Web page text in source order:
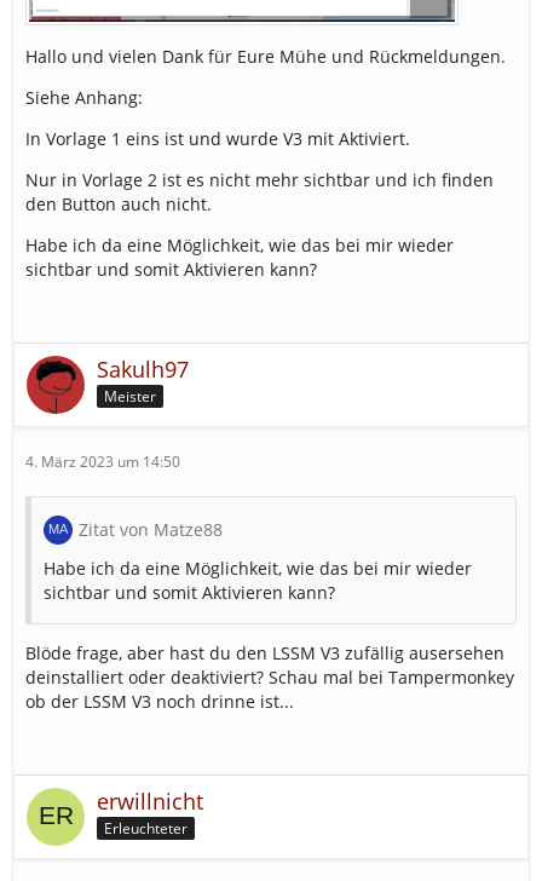
Hallo und vielen Dank für Eure Mühe und Rückmeldungen.
Siehe Anhang:
In Vorlage 1 eins ist und wurde V3 mit Aktiviert.
Nur in Vorlage 2 ist es nicht mehr sichtbar und ich finden
den Button auch nicht.
Habe ich da eine Möglichkeit, wie das bei mir wieder
sichtbar und somit Aktivieren kann?
Sakulh97
Meister
4. März 2023 um 14:50
Zitat von Matze88
Habe ich da eine Möglichkeit, wie das bei mir wieder
sichtbar und somit Aktivieren kann?
Blöde frage, aber hast du den LSSM V3 zufällig ausersehen
deinstalliert oder deaktiviert? Schau mal bei Tampermonkey
ob der LSSM V3 noch drinne ist...
erwillnicht
Erleuchteter